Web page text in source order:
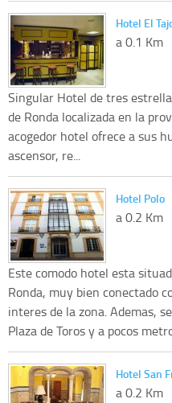
Hotel El
a 0.1 Km
Singular Hotel de tres
de Ronda localizada en la
acogedor hotel ofrece a sus
ascensor, re...
Hotel Polo
a 0.2 Km
Este comodo hotel esta
Ronda, muy bien conectado
interes de la zona. Ademas,
Plaza de Toros y a pocos
Hotel San
a 0.2 Km